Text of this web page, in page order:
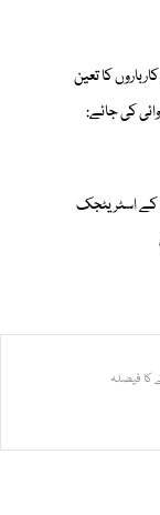
کا تعین
کی جائے:
کے اسٹریٹجک
کا فیصلہ